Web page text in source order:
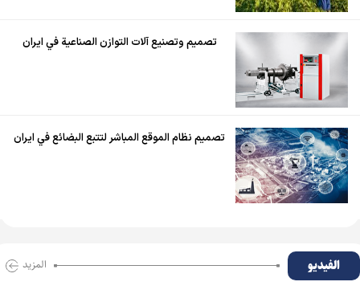
تصميم وتصنيع آلات التوازن الصناعية في ايران
تصميم نظام الموقع المباشر لتتبع البضائع في ايران
الفیدیو المزید